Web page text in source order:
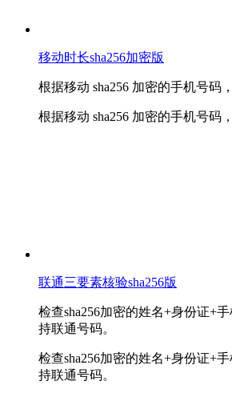
移动时长sha256加密版
根据移动 sha256 加密的手机号码
根据移动 sha256 加密的手机号码
联通三要素核验sha256版
检查sha256加密的姓名+身份证+
持联通号码。
检查sha256加密的姓名+身份证+
持联通号码。